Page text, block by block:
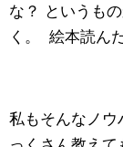
な？ というも
く。 絵本読ん
私もそんなノウ